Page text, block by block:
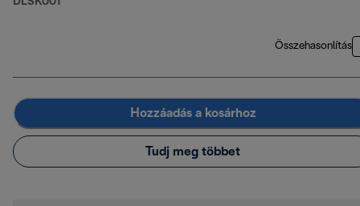
DLSK001
Összehasonlítás
Hozzáadás a kosárhoz
Tudj meg többet